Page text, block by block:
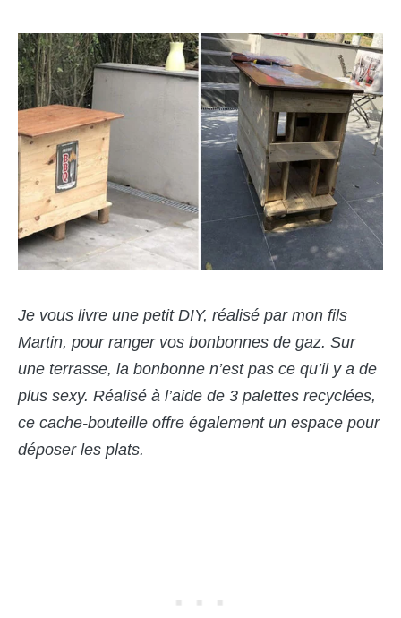
Je vous livre une petit DIY, réalisé par mon fils
Martin, pour ranger vos bonbonnes de gaz. Sur
une terrasse, la bonbonne n’est pas ce qu’il y a de
plus sexy. Réalisé à l’aide de 3 palettes recyclées,
ce cache-bouteille offre également un espace pour
déposer les plats.